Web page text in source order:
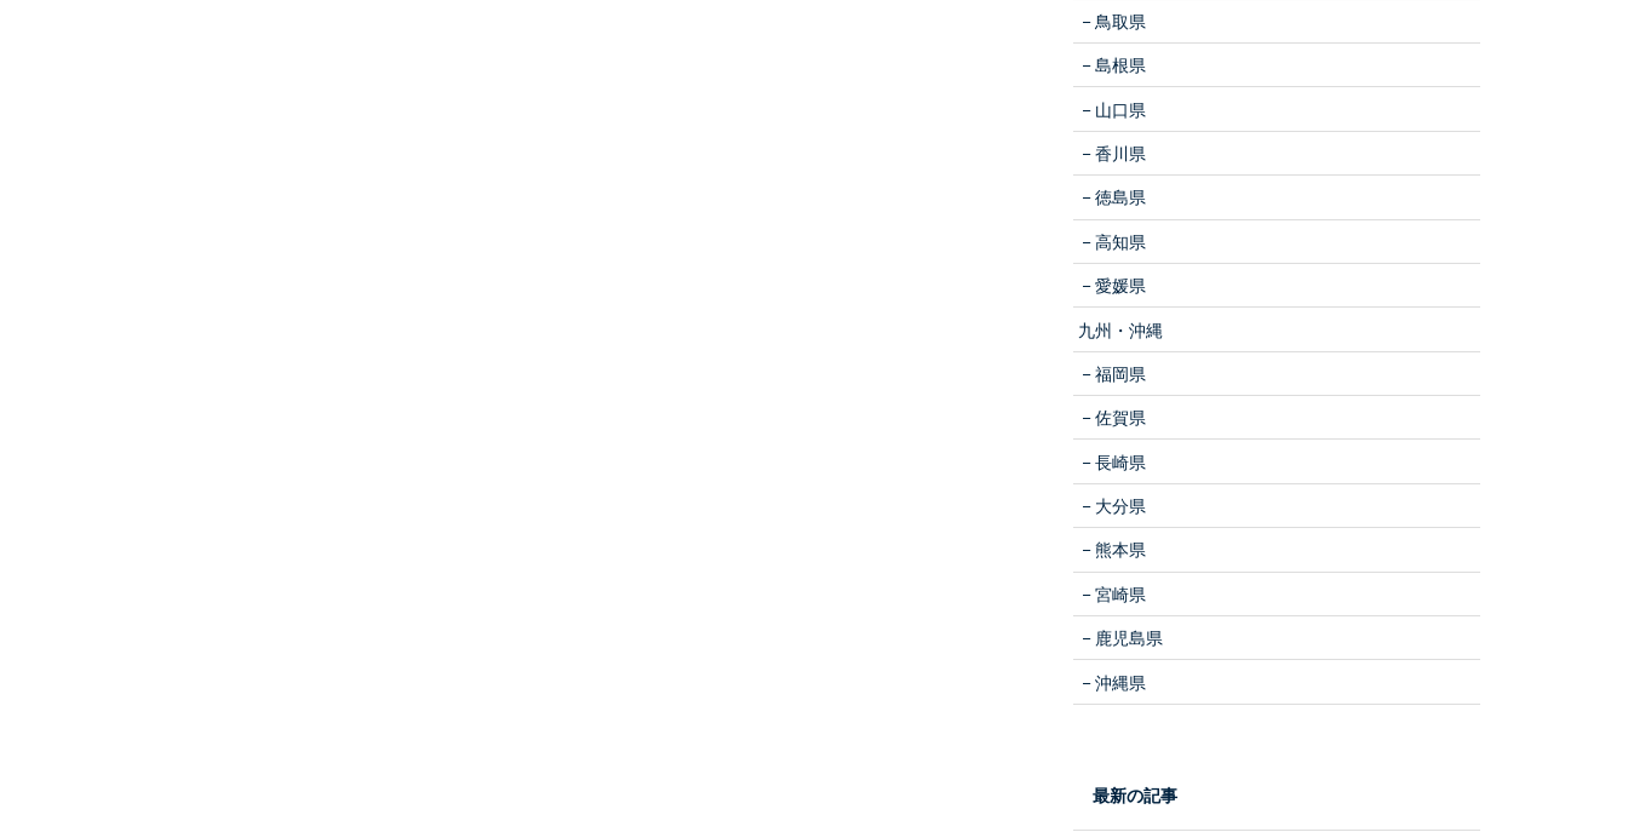
鳥取県
島根県
山口県
香川県
徳島県
高知県
愛媛県
九州・沖縄
福岡県
佐賀県
長崎県
大分県
熊本県
宮崎県
鹿児島県
沖縄県
最新の記事